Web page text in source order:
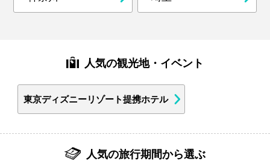
人気の観光地・イベント
東京ディズニーリゾート提携ホテル
人気の旅行期間から選ぶ